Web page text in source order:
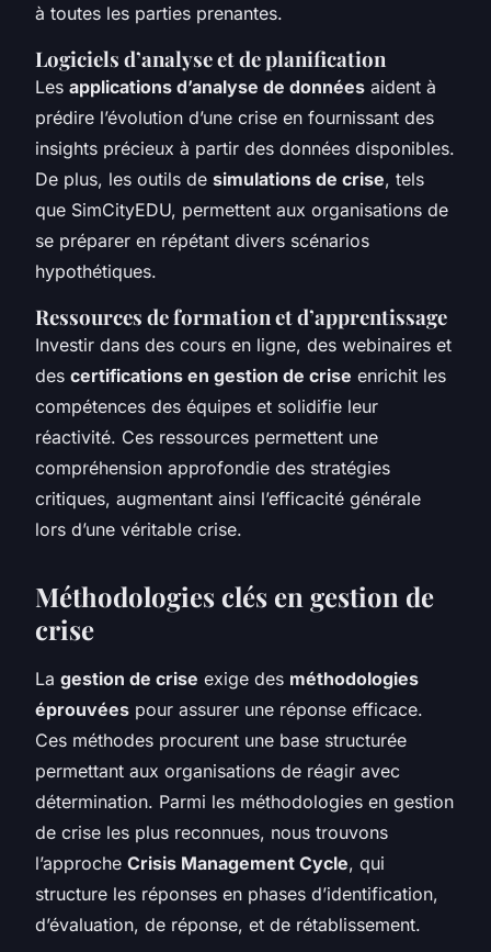
à toutes les parties prenantes.
Logiciels d’analyse et de planification
Les applications d’analyse de données aident à
prédire l’évolution d’une crise en fournissant des
insights précieux à partir des données disponibles.
De plus, les outils de simulations de crise, tels
que SimCityEDU, permettent aux organisations de
se préparer en répétant divers scénarios
hypothétiques.
Ressources de formation et d’apprentissage
Investir dans des cours en ligne, des webinaires et
des certifications en gestion de crise enrichit les
compétences des équipes et solidifie leur
réactivité. Ces ressources permettent une
compréhension approfondie des stratégies
critiques, augmentant ainsi l’efficacité générale
lors d’une véritable crise.
Méthodologies clés en gestion de
crise
La gestion de crise exige des méthodologies
éprouvées pour assurer une réponse efficace.
Ces méthodes procurent une base structurée
permettant aux organisations de réagir avec
détermination. Parmi les méthodologies en gestion
de crise les plus reconnues, nous trouvons
l’approche Crisis Management Cycle, qui
structure les réponses en phases d’identification,
d’évaluation, de réponse, et de rétablissement.